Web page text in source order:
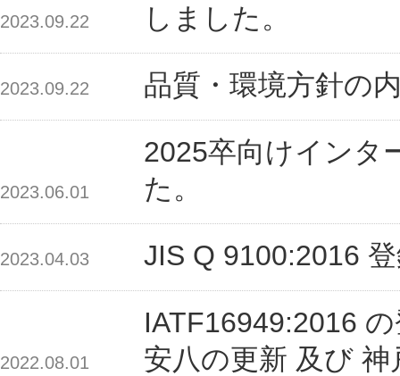
2023.09.22
しました。
2023.09.22 品質・環境方針の
2023.06.01
2025卒向けインタ
た。
2023.04.03 JIS Q 9100:2016
2022.08.01
IATF16949:2016
安八の更新 及び